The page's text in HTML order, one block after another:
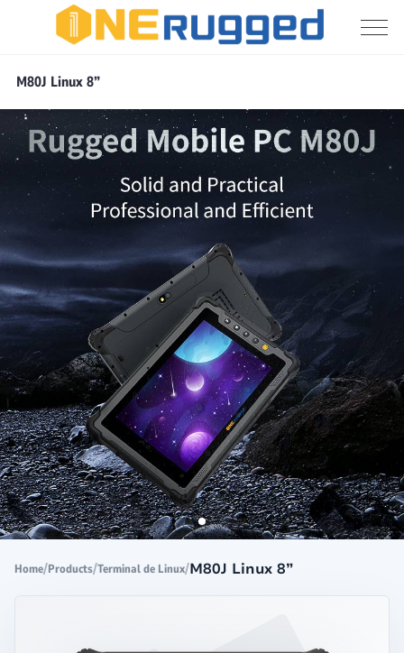
rugosa
Linux
M80J Linux 8”
Home/Products/Terminal de Linux/M80J Linux 8”